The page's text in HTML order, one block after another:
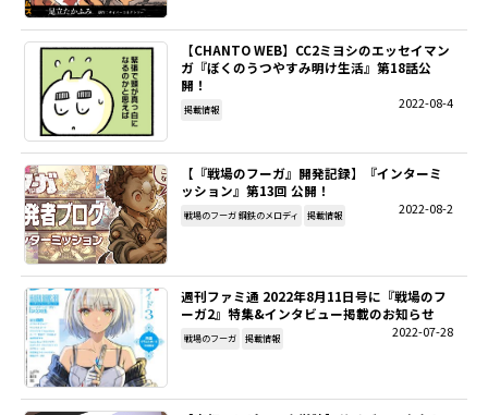
【CHANTO WEB】CC2ミヨシのエッセイマン
ガ『ぼくのうつやすみ明け生活』第18話公
開！
2022-08-4
掲載情報
【『戦場のフーガ』開発記録】『インターミ
ッション』第13回 公開！
2022-08-2
戦場のフーガ 鋼鉄のメロディ 掲載情報
週刊ファミ通 2022年8月11日号に『戦場のフ
ーガ2』特集&インタビュー掲載のお知らせ
2022-07-28
戦場のフーガ 掲載情報